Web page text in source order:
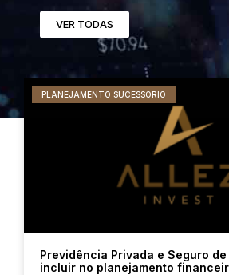
VER TODAS
PLANEJAMENTO SUCESSÓRIO
Previdência Privada e Seguro de
incluir no planejamento